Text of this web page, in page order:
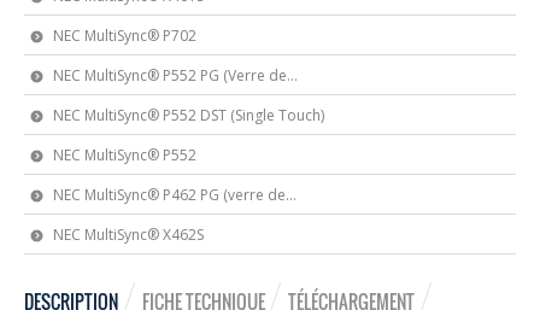
NEC MultiSync® P702
NEC MultiSync® P552 PG (Verre de...
NEC MultiSync® P552 DST (Single Touch)
NEC MultiSync® P552
NEC MultiSync® P462 PG (verre de...
NEC MultiSync® X462S
DESCRIPTION FICHE TECHNIQUE
TÉLÉCHARGEMENT